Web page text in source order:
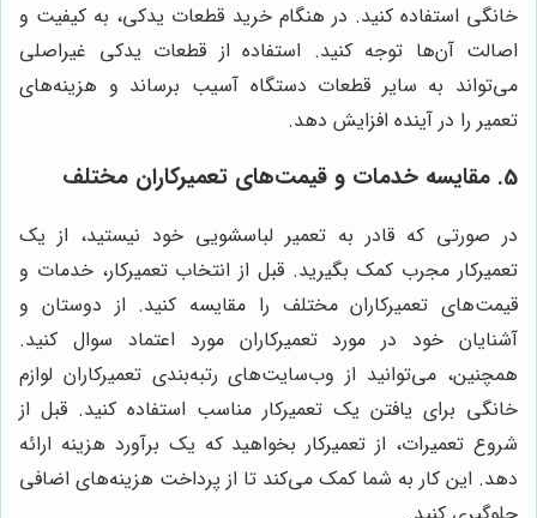
خانگی استفاده کنید. در هنگام خرید قطعات یدکی، به کیفیت و
اصالت آن‌ها توجه کنید. استفاده از قطعات یدکی غیراصلی
می‌تواند به سایر قطعات دستگاه آسیب برساند و هزینه‌های
تعمیر را در آینده افزایش دهد.
5. مقایسه خدمات و قیمت‌های تعمیرکاران مختلف
در صورتی که قادر به تعمیر لباسشویی خود نیستید، از یک
تعمیرکار مجرب کمک بگیرید. قبل از انتخاب تعمیرکار، خدمات و
قیمت‌های تعمیرکاران مختلف را مقایسه کنید. از دوستان و
آشنایان خود در مورد تعمیرکاران مورد اعتماد سوال کنید.
همچنین، می‌توانید از وب‌سایت‌های رتبه‌بندی تعمیرکاران لوازم
خانگی برای یافتن یک تعمیرکار مناسب استفاده کنید. قبل از
شروع تعمیرات، از تعمیرکار بخواهید که یک برآورد هزینه ارائه
دهد. این کار به شما کمک می‌کند تا از پرداخت هزینه‌های اضافی